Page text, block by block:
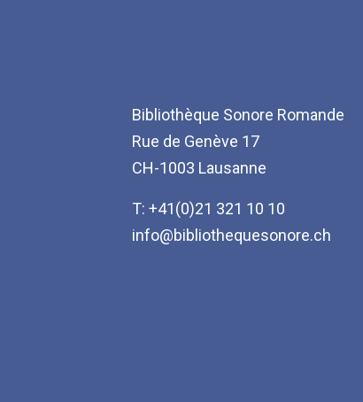
Bibliothèque Sonore Romande
Rue de Genève 17
CH-1003 Lausanne
T: +41(0)21 321 10 10
info@bibliothequesonore.ch